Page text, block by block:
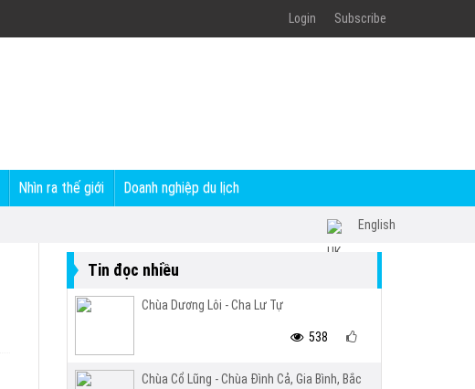
Login Subscribe
Nhìn ra thế giới Doanh nghiệp du lịch
English
Tin đọc nhiều
Chùa Dương Lôi - Cha Lư Tự
538
Chùa Cổ Lũng - Chùa Đình Cả, Gia Bình, Bắc